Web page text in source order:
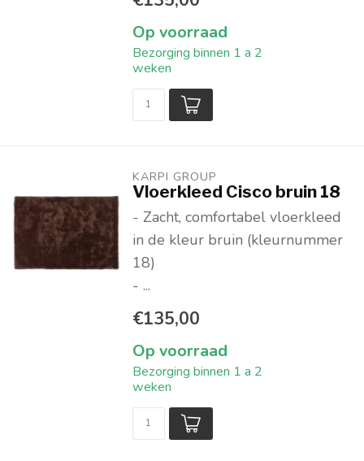
Op voorraad
Bezorging binnen 1 a 2
weken
KARPI GROUP
Vloerkleed Cisco bruin 18
- Zacht, comfortabel vloerkleed
in de kleur bruin (kleurnummer
18)
- ...
€135,00
Op voorraad
Bezorging binnen 1 a 2
weken